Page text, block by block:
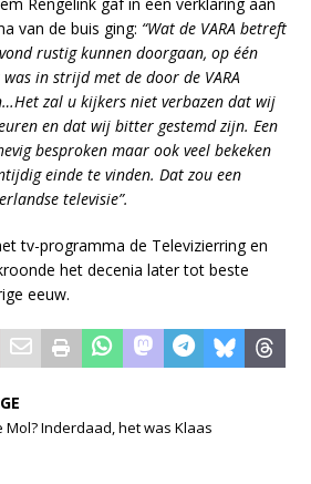
van de buis ging: “Wat de VARA betreft
rustig kunnen doorgaan, op één
in strijd met de door de VARA
zal u kijkers niet verbazen dat wij
en dat wij bitter gestemd zijn. Een
besproken maar ook veel bekeken
einde te vinden. Dat zou een
televisie”.
tv-programma de Televizierring en
het decenia later tot beste
eeuw.
Mol? Inderdaad, het was Klaas